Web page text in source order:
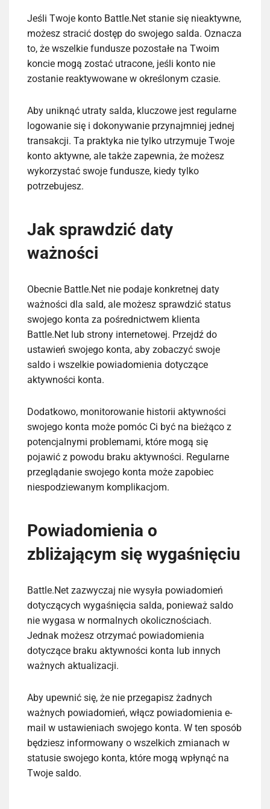
Jeśli Twoje konto Battle.Net stanie się nieaktywne,
możesz stracić dostęp do swojego salda. Oznacza
to, że wszelkie fundusze pozostałe na Twoim
koncie mogą zostać utracone, jeśli konto nie
zostanie reaktywowane w określonym czasie.
Aby uniknąć utraty salda, kluczowe jest regularne
logowanie się i dokonywanie przynajmniej jednej
transakcji. Ta praktyka nie tylko utrzymuje Twoje
konto aktywne, ale także zapewnia, że możesz
wykorzystać swoje fundusze, kiedy tylko
potrzebujesz.
Jak sprawdzić daty
ważności
Obecnie Battle.Net nie podaje konkretnej daty
ważności dla sald, ale możesz sprawdzić status
swojego konta za pośrednictwem klienta
Battle.Net lub strony internetowej. Przejdź do
ustawień swojego konta, aby zobaczyć swoje
saldo i wszelkie powiadomienia dotyczące
aktywności konta.
Dodatkowo, monitorowanie historii aktywności
swojego konta może pomóc Ci być na bieżąco z
potencjalnymi problemami, które mogą się
pojawić z powodu braku aktywności. Regularne
przeglądanie swojego konta może zapobiec
niespodziewanym komplikacjom.
Powiadomienia o
zbliżającym się wygaśnięciu
Battle.Net zazwyczaj nie wysyła powiadomień
dotyczących wygaśnięcia salda, ponieważ saldo
nie wygasa w normalnych okolicznościach.
Jednak możesz otrzymać powiadomienia
dotyczące braku aktywności konta lub innych
ważnych aktualizacji.
Aby upewnić się, że nie przegapisz żadnych
ważnych powiadomień, włącz powiadomienia e-
mail w ustawieniach swojego konta. W ten sposób
będziesz informowany o wszelkich zmianach w
statusie swojego konta, które mogą wpłynąć na
Twoje saldo.